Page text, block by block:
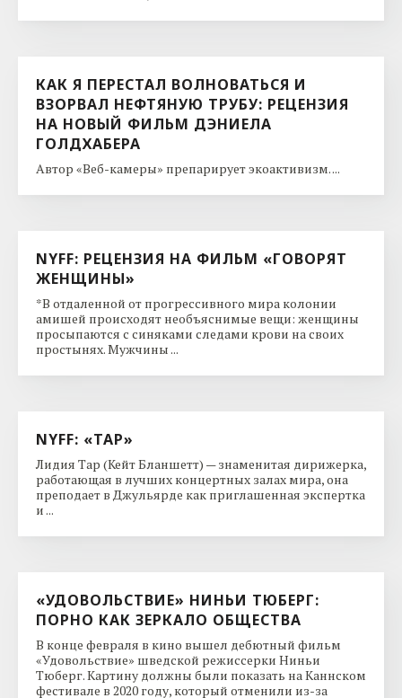
КАК Я ПЕРЕСТАЛ ВОЛНОВАТЬСЯ И
ВЗОРВАЛ НЕФТЯНУЮ ТРУБУ: РЕЦЕНЗИЯ
НА НОВЫЙ ФИЛЬМ ДЭНИЕЛА
ГОЛДХАБЕРА
Автор «Веб-камеры» препарирует экоактивизм. ...
NYFF: РЕЦЕНЗИЯ НА ФИЛЬМ «ГОВОРЯТ
ЖЕНЩИНЫ»
*В отдаленной от прогрессивного мира колонии
амишей происходят необъяснимые вещи: женщины
просыпаются с синяками следами крови на своих
простынях. Мужчины ...
NYFF: «ТАР»
Лидия Тар (Кейт Бланшетт) — знаменитая дирижерка,
работающая в лучших концертных залах мира, она
преподает в Джульярде как приглашенная экспертка
и ...
«УДОВОЛЬСТВИЕ» НИНЬИ ТЮБЕРГ:
ПОРНО КАК ЗЕРКАЛО ОБЩЕСТВА
В конце февраля в кино вышел дебютный фильм
«Удовольствие» шведской режиссерки Ниньи
Тюберг. Картину должны были показать на Каннском
фестивале в 2020 году, который отменили из-за